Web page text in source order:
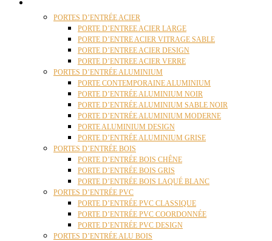
PORTES D’ENTRÉE ACIER
PORTE D’ENTREE ACIER LARGE
PORTE D’ENTRE ACIER VITRAGE SABLE
PORTE D’ENTREE ACIER DESIGN
PORTE D’ENTREE ACIER VERRE
PORTES D’ENTRÉE ALUMINIUM
PORTE CONTEMPORAINE ALUMINIUM
PORTE D’ENTRÉE ALUMINIUM NOIR
PORTE D’ENTRÉE ALUMINIUM SABLE NOIR
PORTE D’ENTRÉE ALUMINIUM MODERNE
PORTE ALUMINIUM DESIGN
PORTE D’ENTRÉE ALUMINIUM GRISE
PORTES D’ENTRÉE BOIS
PORTE D’ENTRÉE BOIS CHÊNE
PORTE D’ENTRÉE BOIS GRIS
PORTE D’ENTRÉE BOIS LAQUÉ BLANC
PORTES D’ENTRÉE PVC
PORTE D’ENTRÉE PVC CLASSIQUE
PORTE D’ENTRÉE PVC COORDONNÉE
PORTE D’ENTRÉE PVC DESIGN
PORTES D’ENTRÉE ALU BOIS